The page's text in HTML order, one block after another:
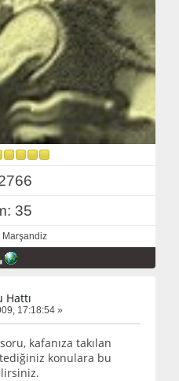
35
Marşandiz
Hattı
17:18:54 »
kafanıza takılan
konulara bu